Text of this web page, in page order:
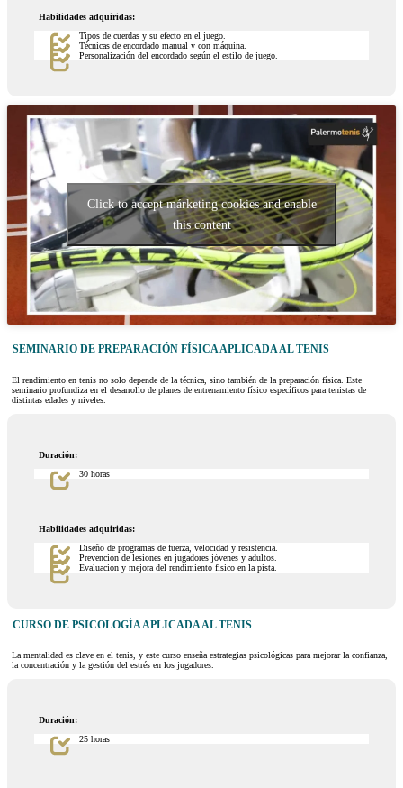
Habilidades adquiridas:
Tipos de cuerdas y su efecto en el juego.
Técnicas de encordado manual y con máquina.
Personalización del encordado según el estilo de juego.
Click to accept márketing cookies and enable
this content
SEMINARIO DE PREPARACIÓN FÍSICA APLICADA AL TENIS
El rendimiento en tenis no solo depende de la técnica, sino también de la preparación física. Este
seminario profundiza en el desarrollo de planes de entrenamiento físico específicos para tenistas de
distintas edades y niveles.
Duración:
30 horas
Habilidades adquiridas:
Diseño de programas de fuerza, velocidad y resistencia.
Prevención de lesiones en jugadores jóvenes y adultos.
Evaluación y mejora del rendimiento físico en la pista.
CURSO DE PSICOLOGÍA APLICADA AL TENIS
La mentalidad es clave en el tenis, y este curso enseña estrategias psicológicas para mejorar la confianza,
la concentración y la gestión del estrés en los jugadores.
Duración:
25 horas